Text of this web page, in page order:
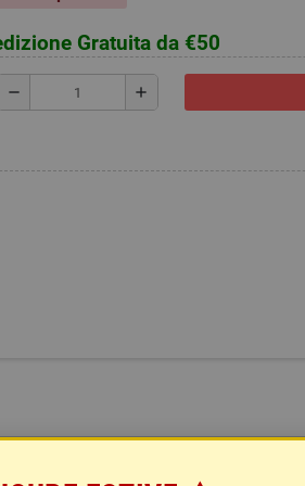
Gratuita da €50
remove add